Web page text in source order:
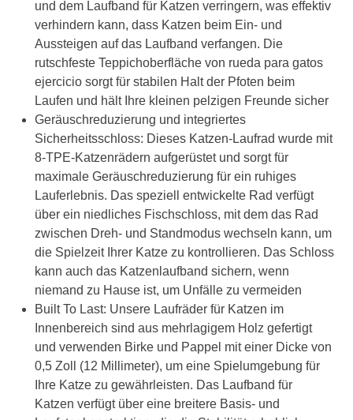
und dem Laufband für Katzen verringern, was effektiv
verhindern kann, dass Katzen beim Ein- und
Aussteigen auf das Laufband verfangen. Die
rutschfeste Teppichoberfläche von rueda para gatos
ejercicio sorgt für stabilen Halt der Pfoten beim
Laufen und hält Ihre kleinen pelzigen Freunde sicher
Geräuschreduzierung und integriertes
Sicherheitsschloss: Dieses Katzen-Laufrad wurde mit
8-TPE-Katzenrädern aufgerüstet und sorgt für
maximale Geräuschreduzierung für ein ruhiges
Lauferlebnis. Das speziell entwickelte Rad verfügt
über ein niedliches Fischschloss, mit dem das Rad
zwischen Dreh- und Standmodus wechseln kann, um
die Spielzeit Ihrer Katze zu kontrollieren. Das Schloss
kann auch das Katzenlaufband sichern, wenn
niemand zu Hause ist, um Unfälle zu vermeiden
Built To Last: Unsere Laufräder für Katzen im
Innenbereich sind aus mehrlagigem Holz gefertigt
und verwenden Birke und Pappel mit einer Dicke von
0,5 Zoll (12 Millimeter), um eine Spielumgebung für
Ihre Katze zu gewährleisten. Das Laufband für
Katzen verfügt über eine breitere Basis- und